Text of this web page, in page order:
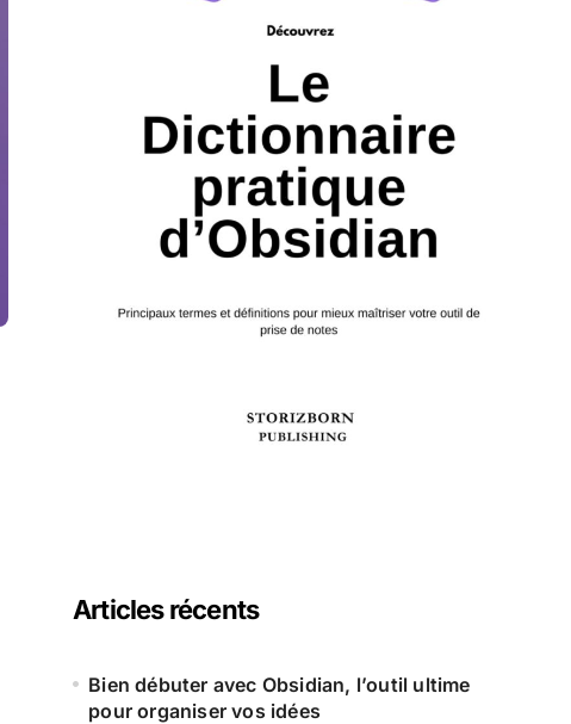
Articles récents
Bien débuter avec Obsidian, l’outil ultime
pour organiser vos idées